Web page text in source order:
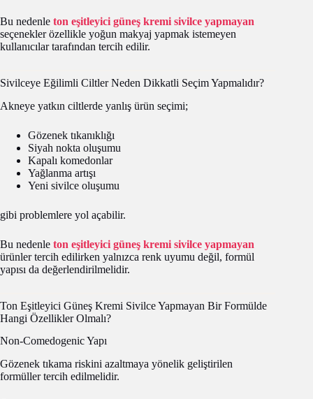
Bu nedenle ton eşitleyici güneş kremi sivilce yapmayan
seçenekler özellikle yoğun makyaj yapmak istemeyen
kullanıcılar tarafından tercih edilir.
Sivilceye Eğilimli Ciltler Neden Dikkatli Seçim Yapmalıdır?
Akneye yatkın ciltlerde yanlış ürün seçimi;
Gözenek tıkanıklığı
Siyah nokta oluşumu
Kapalı komedonlar
Yağlanma artışı
Yeni sivilce oluşumu
gibi problemlere yol açabilir.
Bu nedenle ton eşitleyici güneş kremi sivilce yapmayan
ürünler tercih edilirken yalnızca renk uyumu değil, formül
yapısı da değerlendirilmelidir.
Ton Eşitleyici Güneş Kremi Sivilce Yapmayan Bir Formülde
Hangi Özellikler Olmalı?
Non-Comedogenic Yapı
Gözenek tıkama riskini azaltmaya yönelik geliştirilen
formüller tercih edilmelidir.